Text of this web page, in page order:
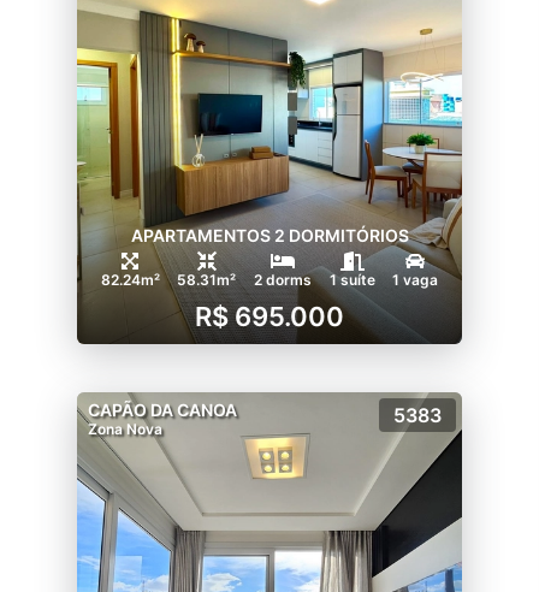
APARTAMENTOS 2 DORMITÓRIOS
82.24m² 58.31m² 2 dorms 1 suíte 1 vaga
R$ 695.000
CAPÃO DA CANOA
Zona Nova
5383